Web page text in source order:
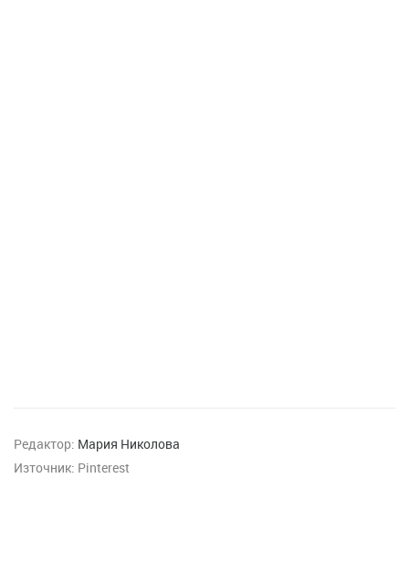
Редактор: Мария Николова
Източник: Pinterest